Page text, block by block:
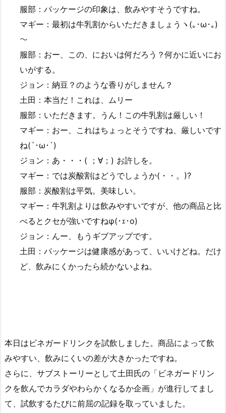
服部：パッケージの印象は、飲みやすそうですね。
マギー：最初は牛乳割からいただきましょうヽ(｡･ω･｡)
～
服部：おー、この、においは何だろう？何かに近いにお
いがする。
ジョン：納豆？のような香りがしません？
土田：本当だ！これは、ムリー
服部：いただきます。うん！この牛乳割は厳しい！
マギー：おー、これはちょっとそうですね、厳しいです
ね(´･ω･`)
ジョン：あ・・・( ；∀；) お許しを。
マギー：では炭酸割はどうでしょうか(・・。)?
服部：炭酸割は平気。美味しい。
マギー：牛乳割よりは飲みやすいですが、他の商品と比
べるとクセが強いですねφ(･ｪ･o)
ジョン：んー、もうギブアップです。
土田：パッケージは健康感があって、いいけどね。だけ
ど、飲みにくかったら続かないよね。
本日はビネガードリンクを試飲しました。商品によって飲
みやすい、飲みにくいの差が大きかったですね。
さらに、サブストーリーとして土田氏の「ビネガードリン
クを飲んでカラダやわらかくなるか企画」が進行してまし
て、試飲するたびに前屈の記録を取っていました。